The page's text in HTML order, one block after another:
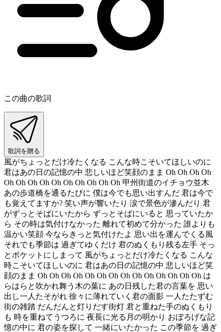
この曲の歌詞
歌詞を贈る
風がちょっとだけ冷たくなる こんな時こそいてほしいのに
君はあの日の記憶の中 悲しいほど笑顔のまま Oh Oh Oh Oh
Oh Oh Oh Oh Oh Oh Oh Oh Oh Oh 甲州街道のイチョウ並木
あの歩道橋を通るたびに 僕は今でも思い出すんだ 君は今で
も覚えてますか? 笑い声が響いたり 涙で景色が滲んだり 君
がずっとそばにいたから ずっとそばにいると 思っていたか
ら その時は気付けなかった 離れて初めて分かった 誰よりも
温かい笑顔 今ならきっと気付けたよ 思い出を運んでくる風
それでも季節は 過ぎてゆくだけ 君のぬくもり残る左手 そっ
とポケットにしまって 風がちょっとだけ冷たくなる こんな
時こそいてほしいのに 君はあの日の記憶の中 悲しいほど笑
顔のまま Oh Oh Oh Oh Oh Oh Oh Oh Oh Oh Oh Oh Oh Oh は
らはらと吹かれ舞う木の葉に あの日残した君の言葉を 思い
出し一人たそがれ 徐々に薄れていく君の面影 一人たたずむ
街の雑踏 だんだんと灯りだす街灯 君と重ねた手のぬくもり
も 時を重ねてうつろに 夜長に光る月の明かり おぼろげな記
憶の中に 君の姿を探して 一緒にいたかった この季節を 過ぎ